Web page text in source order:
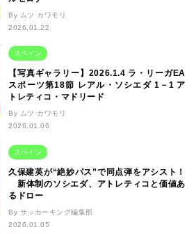
By ムツ カワモリ
2026.01.22
スペイン
【写真ギャラリー】2026.1.4 ラ・リーガEA
スポーツ第18節 レアル・ソシエダ 1－1 ア
トレティコ・マドリード
By ムツ カワモリ
2026.01.06
スペイン
久保建英が“絶妙パス”で同点弾をアシスト！
新体制のソシエダ、アトレティコと価値あ
るドロー
By サッカーキング編集部
2026.01.05